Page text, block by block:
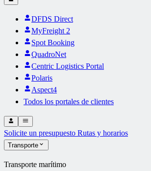
DFDS Direct
MyFreight 2
Spot Booking
QuadroNet
Centric Logistics Portal
Polaris
Aspect4
Todos los portales de clientes
Solicite un presupuesto Rutas y horarios
Transporte
Transporte marítimo